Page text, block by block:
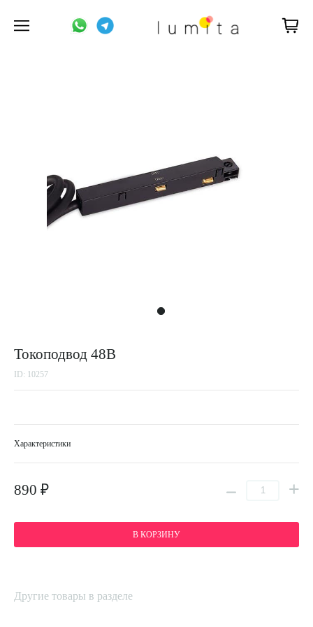
Токоподвод 48В
ID: 10257
Характеристики
890 ₽
В КОРЗИНУ
Другие товары в разделе